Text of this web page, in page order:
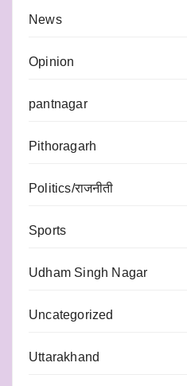
News
Opinion
pantnagar
Pithoragarh
Politics/राजनीती
Sports
Udham Singh Nagar
Uncategorized
Uttarakhand